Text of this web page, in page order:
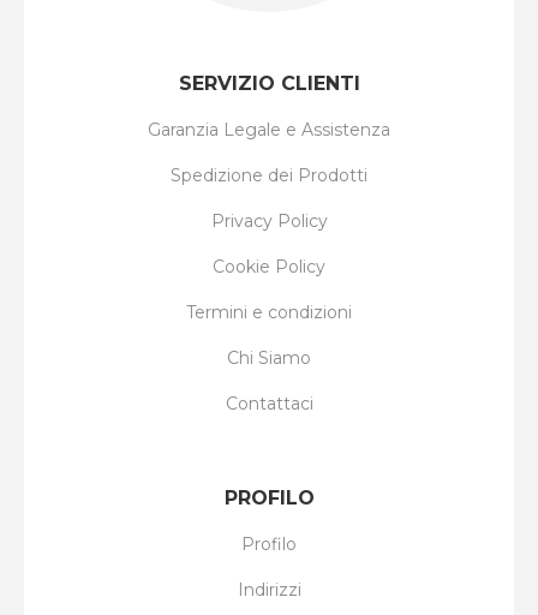
SERVIZIO CLIENTI
Garanzia Legale e Assistenza
Spedizione dei Prodotti
Privacy Policy
Cookie Policy
Termini e condizioni
Chi Siamo
Contattaci
PROFILO
Profilo
Indirizzi